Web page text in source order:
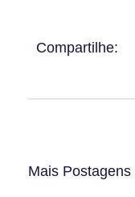
Compartilhe:
Mais Postagens